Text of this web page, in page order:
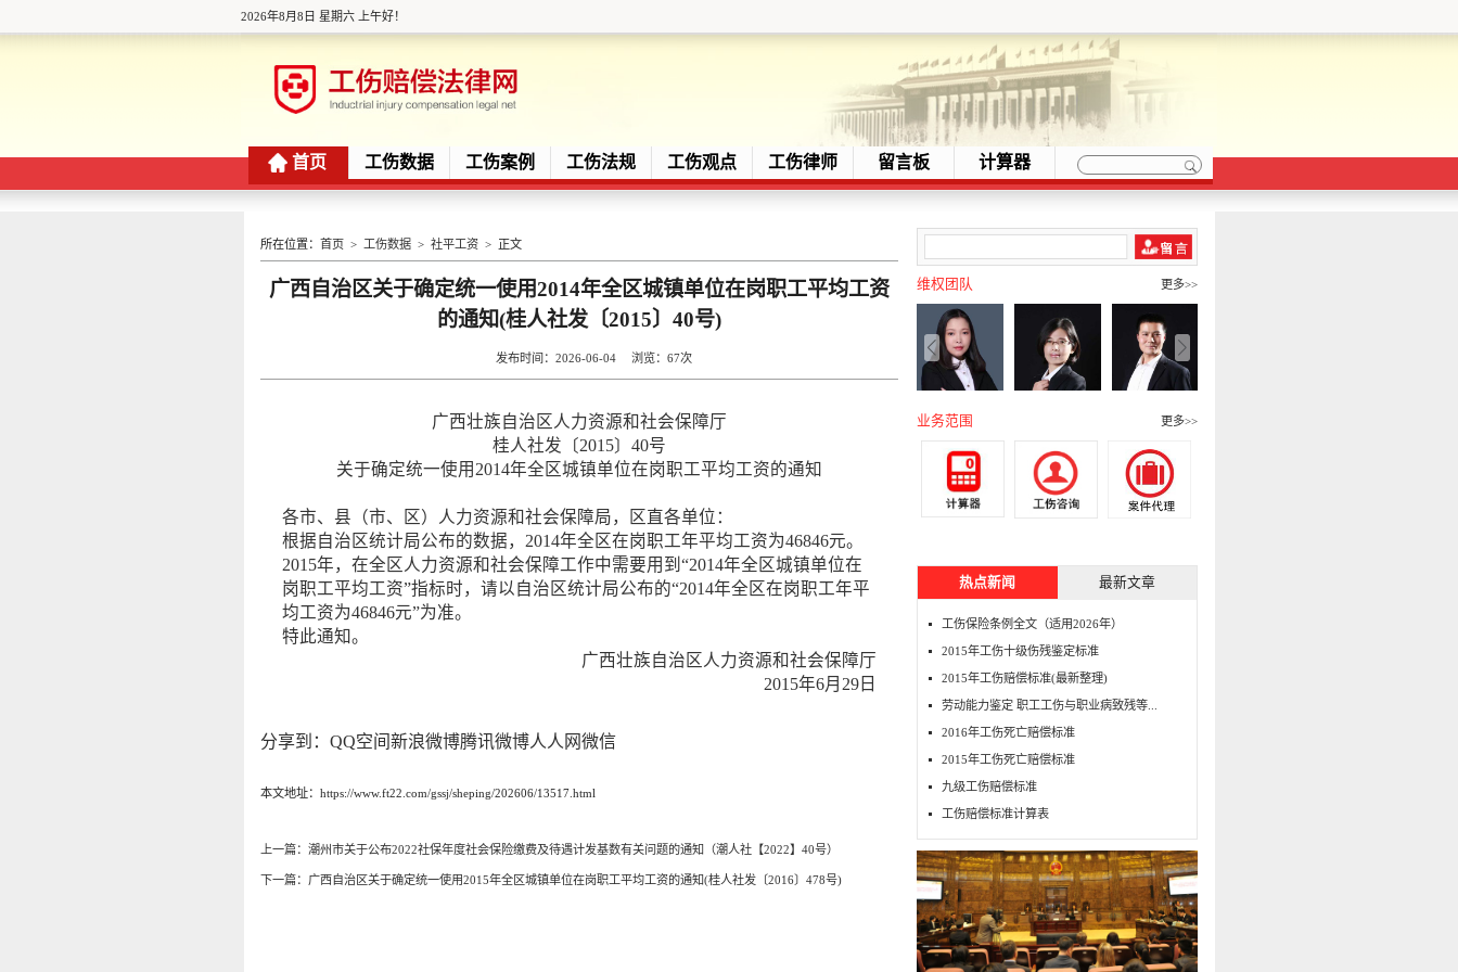
2026年8月8日 星期六 上午好！
首页 工伤数据 工伤案例 工伤法规 工伤观点 工伤律师 留言板 计算器
所在位置： 首页> 工伤数据> 社平工资> 正文
广西自治区关于确定统一使用2014年全区城镇单位在岗职工平均工资
的通知(桂人社发〔2015〕40号)
发布时间：2026-06-04 浏览：67次
广西壮族自治区人力资源和社会保障厅
桂人社发〔2015〕40号
关于确定统一使用2014年全区城镇单位在岗职工平均工资的通知
各市、县（市、区）人力资源和社会保障局，区直各单位：
根据自治区统计局公布的数据，2014年全区在岗职工年平均工资为46846元。
2015年，在全区人力资源和社会保障工作中需要用到“2014年全区城镇单位在
岗职工平均工资”指标时，请以自治区统计局公布的“2014年全区在岗职工年平
均工资为46846元”为准。
特此通知。
广西壮族自治区人力资源和社会保障厅
2015年6月29日
分享到： QQ空间新浪微博腾讯微博人人网微信
本文地址：https://www.ft22.com/gssj/sheping/202606/13517.html
上一篇： 潮州市关于公布2022社保年度社会保险缴费及待遇计发基数有关问题的通知（潮人社【2022】40号）
下一篇： 广西自治区关于确定统一使用2015年全区城镇单位在岗职工平均工资的通知(桂人社发〔2016〕478号)
维权团队 更多>>
业务范围 更多>>
热点新闻 最新文章
工伤保险条例全文（适用2026年）
2015年工伤十级伤残鉴定标准
2015年工伤赔偿标准(最新整理)
劳动能力鉴定 职工工伤与职业病致残等...
2016年工伤死亡赔偿标准
2015年工伤死亡赔偿标准
九级工伤赔偿标准
工伤赔偿标准计算表